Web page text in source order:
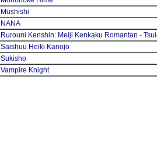
Mushishi
NANA
Rurouni Kenshin: Meiji Kenkaku Romantan -
Saishuu Heiki Kanojo
Sukisho
Vampire Knight